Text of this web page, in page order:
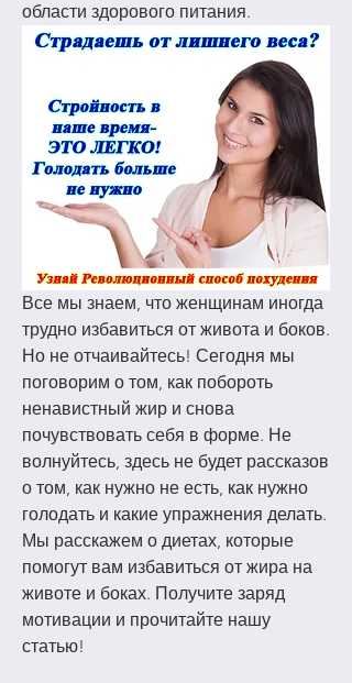
области здорового питания.
Все мы знаем, что женщинам иногда
трудно избавиться от живота и боков.
Но не отчаивайтесь! Сегодня мы
поговорим о том, как побороть
ненавистный жир и снова
почувствовать себя в форме. Не
волнуйтесь, здесь не будет рассказов
о том, как нужно не есть, как нужно
голодать и какие упражнения делать.
Мы расскажем о диетах, которые
помогут вам избавиться от жира на
животе и боках. Получите заряд
мотивации и прочитайте нашу
статью!